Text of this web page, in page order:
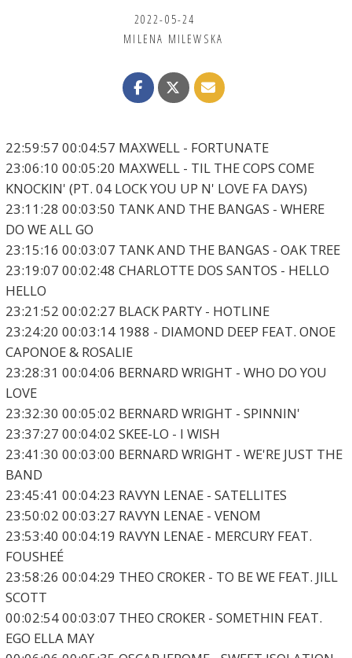
2022-05-24
MILENA MILEWSKA
22:59:57 00:04:57 MAXWELL - FORTUNATE
23:06:10 00:05:20 MAXWELL - TIL THE COPS COME
KNOCKIN' (PT. 04 LOCK YOU UP N' LOVE FA DAYS)
23:11:28 00:03:50 TANK AND THE BANGAS - WHERE
DO WE ALL GO
23:15:16 00:03:07 TANK AND THE BANGAS - OAK TREE
23:19:07 00:02:48 CHARLOTTE DOS SANTOS - HELLO
HELLO
23:21:52 00:02:27 BLACK PARTY - HOTLINE
23:24:20 00:03:14 1988 - DIAMOND DEEP FEAT. ONOE
CAPONOE & ROSALIE
23:28:31 00:04:06 BERNARD WRIGHT - WHO DO YOU
LOVE
23:32:30 00:05:02 BERNARD WRIGHT - SPINNIN'
23:37:27 00:04:02 SKEE-LO - I WISH
23:41:30 00:03:00 BERNARD WRIGHT - WE'RE JUST THE
BAND
23:45:41 00:04:23 RAVYN LENAE - SATELLITES
23:50:02 00:03:27 RAVYN LENAE - VENOM
23:53:40 00:04:19 RAVYN LENAE - MERCURY FEAT.
FOUSHEÉ
23:58:26 00:04:29 THEO CROKER - TO BE WE FEAT. JILL
SCOTT
00:02:54 00:03:07 THEO CROKER - SOMETHIN FEAT.
EGO ELLA MAY